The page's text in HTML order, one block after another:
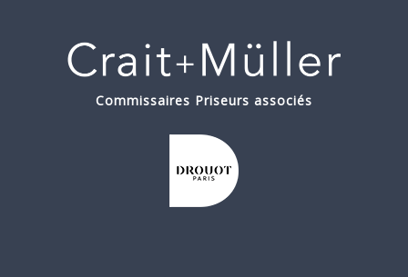
Commissaires Priseurs associés